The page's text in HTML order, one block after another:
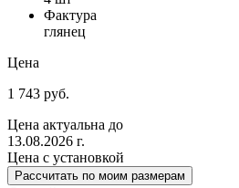
Фактура
глянец
Цена
1 743 руб.
Цена актуальна до
13.08.2026 г.
Цена с установкой
Рассчитать по моим размерам